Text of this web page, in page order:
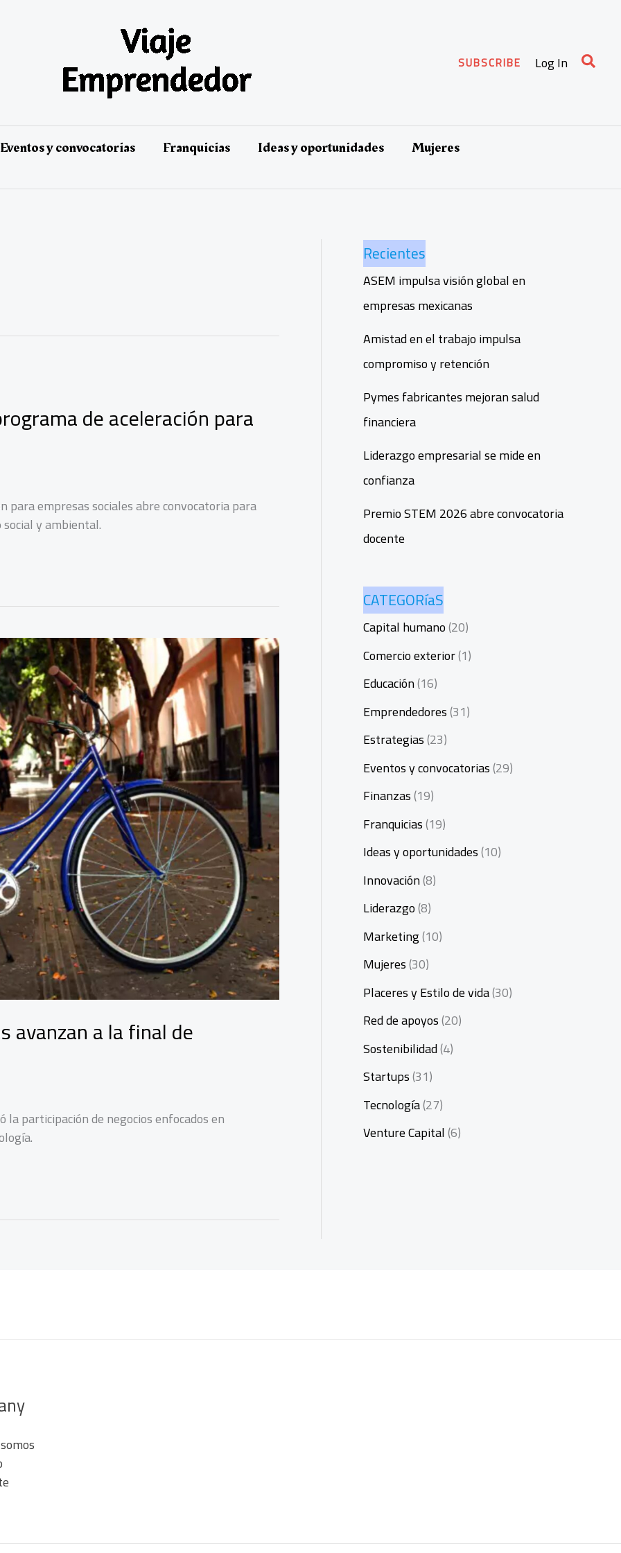
SUBSCRIBE Log In
Eventos y convocatorias Franquicias Ideas y oportunidades
Mujeres
de aceleración para
para empresas sociales abre convocatoria para
y ambiental.
avanzan a la final de
participación de negocios enfocados en
Recientes
ASEM impulsa visión global en
empresas mexicanas
Amistad en el trabajo impulsa
compromiso y retención
Pymes fabricantes mejoran salud
financiera
Liderazgo empresarial se mide en
confianza
Premio STEM 2026 abre convocatoria
docente
CATEGORíaS
Capital humano(20)
Comercio exterior(1)
Educación(16)
Emprendedores(31)
Estrategias(23)
Eventos y convocatorias(29)
Finanzas(19)
Franquicias(19)
Ideas y oportunidades(10)
Innovación(8)
Liderazgo(8)
Marketing(10)
Mujeres(30)
Placeres y Estilo de vida(30)
Red de apoyos(20)
Sostenibilidad(4)
Startups(31)
Tecnología(27)
Venture Capital(6)